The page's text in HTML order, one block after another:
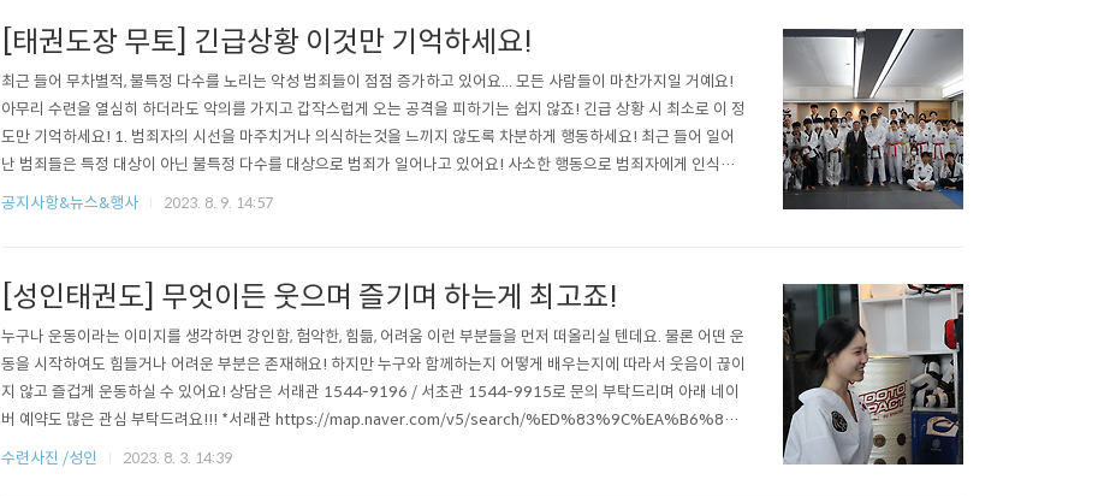
[태권도장 무토] 긴급상황 이것만 기억하세요!
최근 들어 무차별적, 불특정 다수를 노리는 악성 범죄들이 점점 증가하고 있어요... 모든 사람들이 마찬가지일 거예요!
아무리 수련을 열심히 하더라도 악의를 가지고 갑작스럽게 오는 공격을 피하기는 쉽지 않죠! 긴급 상황 시 최소로 이 정
도만 기억하세요! 1. 범죄자의 시선을 마주치거나 의식하는것을 느끼지 않도록 차분하게 행동하세요! 최근 들어 일어
난 범죄들은 특정 대상이 아닌 불특정 다수를 대상으로 범죄가 일어나고 있어요! 사소한 행동으로 범죄자에게 인식을
주게 된다면 위험한 상황을 초례할 수 있어요! 2. 범죄자로 보이는 사람과 최대로 거리를 두세요! 실제 상황에서 정말
공지사항&뉴스&행사 2023. 8. 9. 14:57
[성인태권도] 무엇이든 웃으며 즐기며 하는게 최고죠!
누구나 운동이라는 이미지를 생각하면 강인함, 험악한, 힘듦, 어려움 이런 부분들을 먼저 떠올리실 텐데요. 물론 어떤 운
동을 시작하여도 힘들거나 어려운 부분은 존재해요! 하지만 누구와 함께하는지 어떻게 배우는지에 따라서 웃음이 끊이
지 않고 즐겁게 운동하실 수 있어요! 상담은 서래관 1544-9196 / 서초관 1544-9915로 문의 부탁드리며 아래 네이
버 예약도 많은 관심 부탁드려요!!! *서래관 https://map.naver.com/v5/search/%ED%83%9C%EA%B6%8
C%EB%8F%84%EC%9E%A5%20%EB%AC%B4%ED%86%A0/place/35581789?placePath=%3Fentr
수련사진 /성인 2023. 8. 3. 14:39